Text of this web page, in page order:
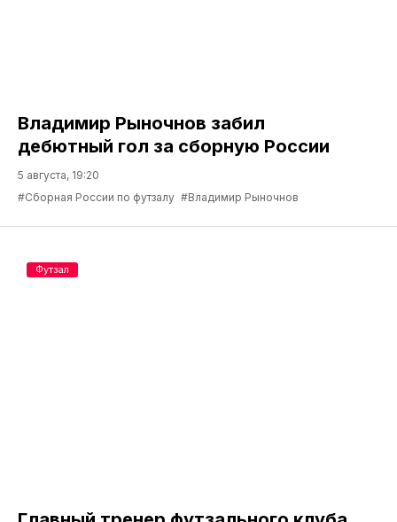
Владимир Рыночнов забил
дебютный гол за сборную России
5 августа, 19:20
#Сборная России по футзалу #Владимир Рыночнов
Футзал